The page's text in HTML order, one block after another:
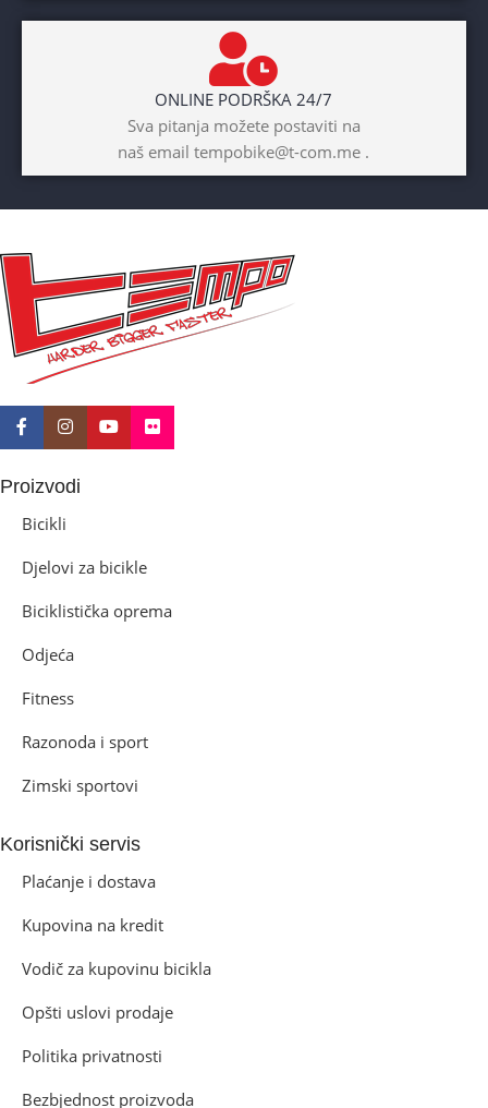
ONLINE PODRŠKA 24/7
Sva pitanja možete postaviti na
naš email tempobike@t-com.me .
Proizvodi
Bicikli
Djelovi za bicikle
Biciklistička oprema
Odjeća
Fitness
Razonoda i sport
Zimski sportovi
Korisnički servis
Plaćanje i dostava
Kupovina na kredit
Vodič za kupovinu bicikla
Opšti uslovi prodaje
Politika privatnosti
Bezbjednost proizvoda